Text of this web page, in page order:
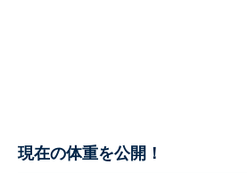
現在の体重を公開！